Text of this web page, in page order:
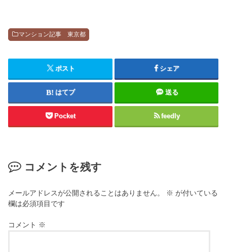
マンション記事 東京都
ポスト シェア
はてブ 送る
Pocket feedly
コメントを残す
メールアドレスが公開されることはありません。 ※ が付いている
欄は必須項目です
コメント ※